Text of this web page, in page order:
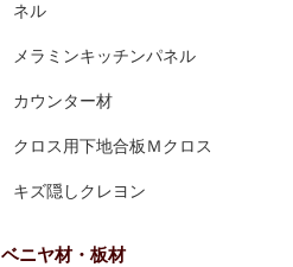
ネル
メラミンキッチンパネル
カウンター材
クロス用下地合板Ｍクロス
キズ隠しクレヨン
ベニヤ材・板材